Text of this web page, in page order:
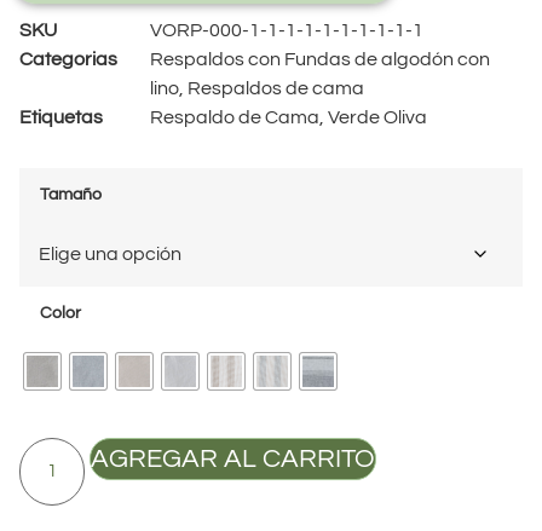
SKU
VORP-000-1-1-1-1-1-1-1-1-1-1
Categorias
Respaldos con Fundas de algodón con
lino Respaldos de cama
Etiquetas
Respaldo de Cama Verde Oliva
Tamaño
Color
AGREGAR AL CARRITO